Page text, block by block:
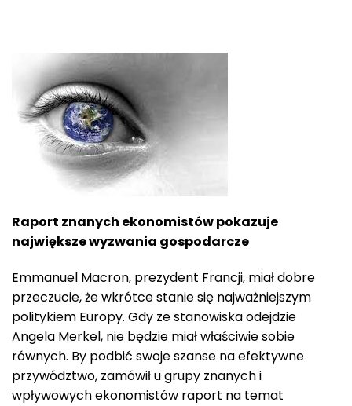
Raport znanych ekonomistów pokazuje
największe wyzwania gospodarcze
Emmanuel Macron, prezydent Francji, miał dobre
przeczucie, że wkrótce stanie się najważniejszym
politykiem Europy. Gdy ze stanowiska odejdzie
Angela Merkel, nie będzie miał właściwie sobie
równych. By podbić swoje szanse na efektywne
przywództwo, zamówił u grupy znanych i
wpływowych ekonomistów raport na temat